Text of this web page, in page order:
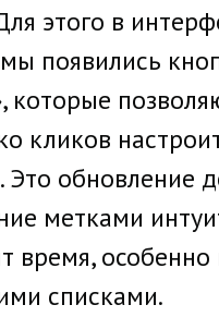
этого в
появились
которые
кликов
Это обновление
метками
время, особенно
списками.